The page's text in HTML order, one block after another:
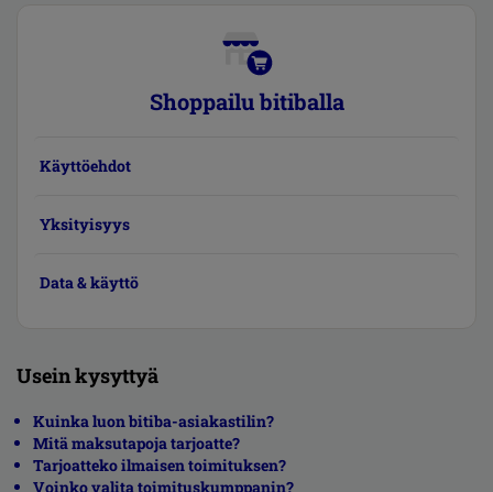
Shoppailu bitiballa
Käyttöehdot
Yksityisyys
Data & käyttö
Usein kysyttyä
Kuinka luon bitiba-asiakastilin?
Mitä maksutapoja tarjoatte?
Tarjoatteko ilmaisen toimituksen?
Voinko valita toimituskumppanin?